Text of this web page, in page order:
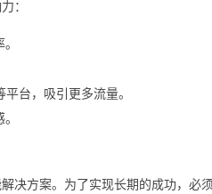
：
台，吸引更多流量。
决方案。为了实现长期的成功，必